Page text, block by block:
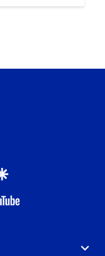
google
youtube-